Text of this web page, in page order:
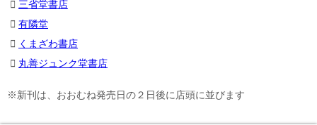
三省堂書店
有隣堂
くまざわ書店
丸善ジュンク堂書店
※新刊は、おおむね発売日の２日後に店頭に並びます